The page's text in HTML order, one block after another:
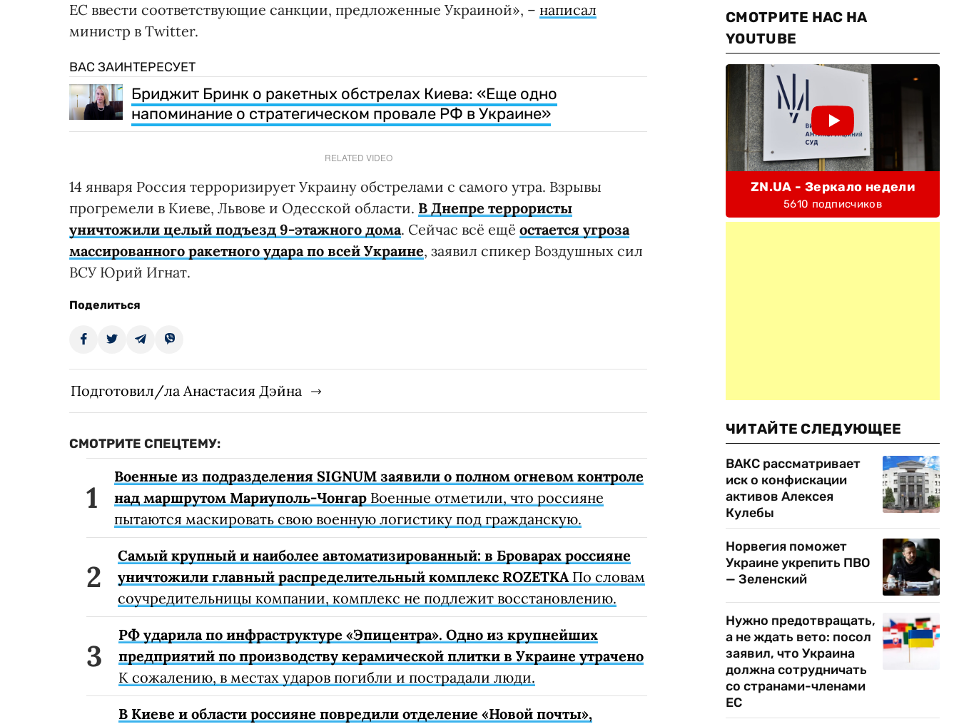
ЕС ввести соответствующие санкции, предложенные Украиной», – написал
министр в Twitter.
ВАС ЗАИНТЕРЕСУЕТ
Бриджит Бринк о ракетных обстрелах Киева: «Еще одно
напоминание о стратегическом провале РФ в Украине»
RELATED VIDEO
14 января Россия терроризирует Украину обстрелами с самого утра. Взрывы
прогремели в Киеве, Львове и Одесской области. В Днепре террористы
уничтожили целый подъезд 9-этажного дома. Сейчас всё ещё остается угроза
массированного ракетного удара по всей Украине, заявил спикер Воздушных сил
ВСУ Юрий Игнат.
Поделиться
Подготовил/ла Анастасия Дэйна
СМОТРИТЕ СПЕЦТЕМУ:
Военные из подразделения SIGNUM заявили о полном огневом контроле
над маршрутом Мариуполь-Чонгар Военные отметили, что россияне
пытаются маскировать свою военную логистику под гражданскую.
Самый крупный и наиболее автоматизированный: в Броварах россияне
уничтожили главный распределительный комплекс ROZETKAПо словам
соучредительницы компании, комплекс не подлежит восстановлению.
РФ ударила по инфраструктуре «Эпицентра». Одно из крупнейших
предприятий по производству керамической плитки в Украине утрачено
К сожалению, в местах ударов погибли и пострадали люди.
В Киеве и области россияне повредили отделение «Новой почты»,
СМОТРИТЕ НАС НА
YOUTUBE
ZN.UA - Зеркало недели
5610 подписчиков
ЧИТАЙТЕ СЛЕДУЮЩЕЕ
ВАКС рассматривает
иск о конфискации
активов Алексея
Кулебы
Норвегия поможет
Украине укрепить ПВО
— Зеленский
Нужно предотвращать,
а не ждать вето: посол
заявил, что Украина
должна сотрудничать
со странами-членами
ЕС